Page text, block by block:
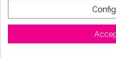
d'acide ascorbique, ce qui
de collagène, de transformer la
follicules capillaires sans vie